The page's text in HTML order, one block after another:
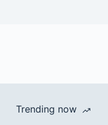
Trending now